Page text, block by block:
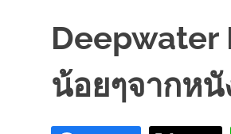
Deepwater
น้อยๆจากหนั